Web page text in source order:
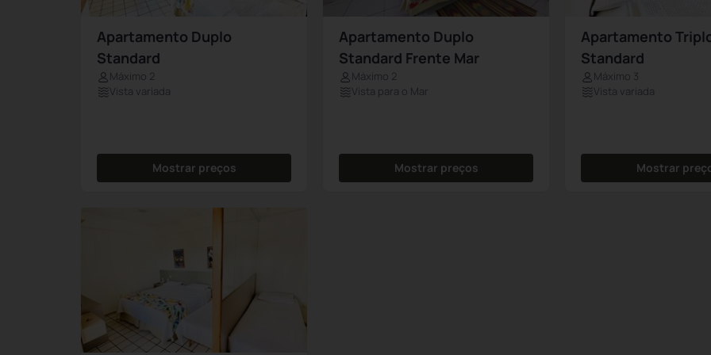
Apartamento Duplo
Standard
Máximo 2
Vista variada
Mostrar preços
Apartamento Duplo
Standard Frente Mar
Máximo 2
Vista para o Mar
Mostrar preços
Apartamento
Standard
Máximo 3
Vista variada
Mostrar